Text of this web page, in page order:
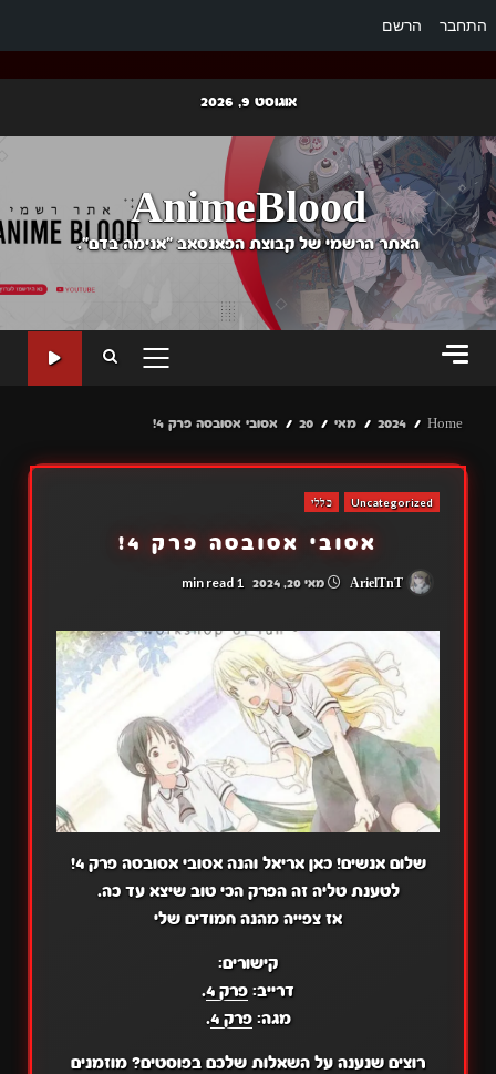
התחבר הרשם
content
אוגוסט 9, 2026
AnimeBlood
האתר הרשמי של קבוצת הפאנסאב "אנימה בדם".
PRIMARY
Home
2024 מאי 20 אסובי אסובסה פרק 4!
Uncategorized כללי
אסובי אסובסה פרק 4!
ArielTnT מאי 20, 2024 1 min read
שלום אנשים! כאן אריאל והנה אסובי אסובסה פרק 4!
לטענת טליה זה הפרק הכי טוב שיצא עד כה.
אז צפייה מהנה חמודים שלי
קישורים:
דרייב: פרק 4 .
מגה:פרק 4 .
רוצים שנענה על השאלות שלכם בפוסטים? מוזמנים